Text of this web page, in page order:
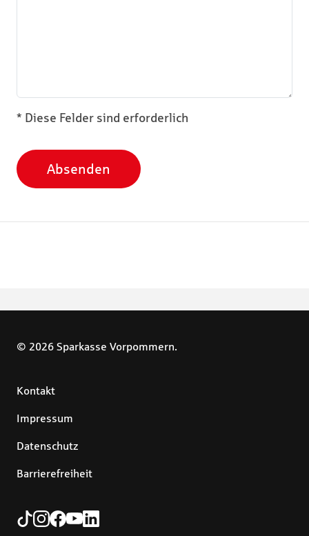
* Diese Felder sind erforderlich
Absenden
© 2026 Sparkasse Vorpommern.
Kontakt
Impressum
Datenschutz
Barrierefreiheit